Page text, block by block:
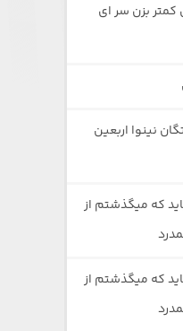
کمتر بزن سر ای
نینوا اربعین
که میگذشتم از
که میگذشتم از